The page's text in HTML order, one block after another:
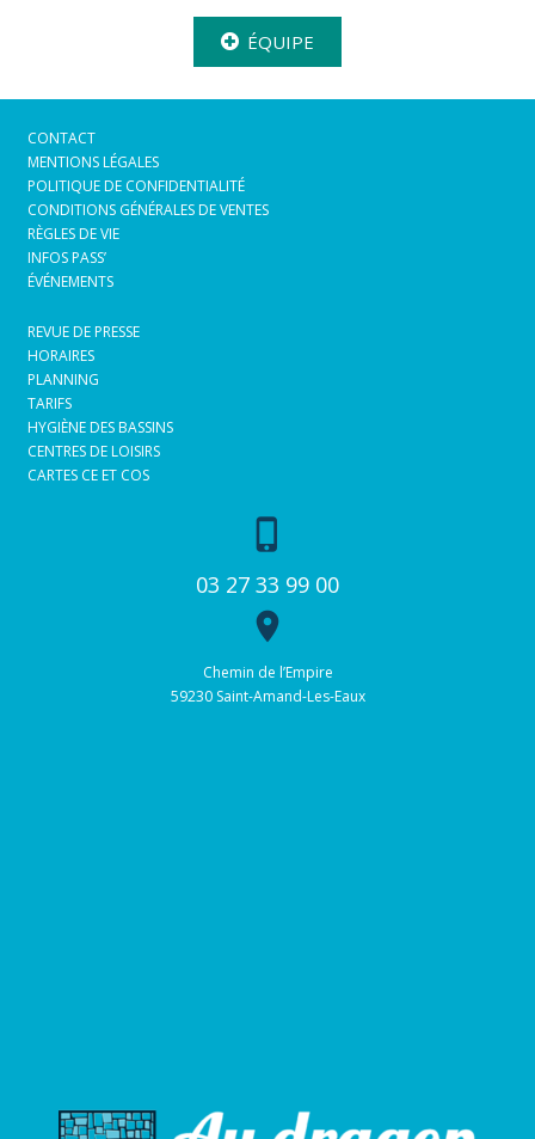
ÉQUIPE
CONTACT
MENTIONS LÉGALES
POLITIQUE DE CONFIDENTIALITÉ
CONDITIONS GÉNÉRALES DE VENTES
RÈGLES DE VIE
INFOS PASS’
ÉVÉNEMENTS
REVUE DE PRESSE
HORAIRES
PLANNING
TARIFS
HYGIÈNE DES BASSINS
CENTRES DE LOISIRS
CARTES CE ET COS
phone_iphone
03 27 33 99 00
place
Chemin de l’Empire
59230 Saint-Amand-Les-Eaux